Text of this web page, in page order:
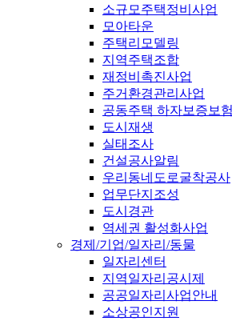
소규모주택정비사업
모아타운
주택리모델링
지역주택조합
재정비촉진사업
주거환경관리사업
공동주택 하자보증보
도시재생
실태조사
건설공사알림
우리동네도로굴착공사
업무단지조성
도시경관
역세권 활성화사업
경제/기업/일자리/동물
일자리센터
지역일자리공시제
공공일자리사업안내
소상공인지원